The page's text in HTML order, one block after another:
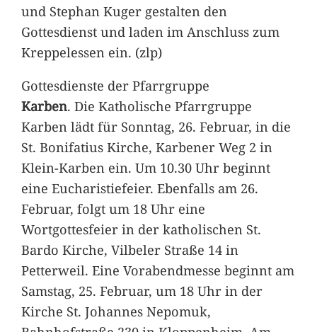
und Stephan Kuger gestalten den
Gottesdienst und laden im Anschluss zum
Kreppelessen ein. (zlp)
Gottesdienste der Pfarrgruppe
Karben. Die Katholische Pfarrgruppe
Karben lädt für Sonntag, 26. Februar, in die
St. Bonifatius Kirche, Karbener Weg 2 in
Klein-Karben ein. Um 10.30 Uhr beginnt
eine Eucharistiefeier. Ebenfalls am 26.
Februar, folgt um 18 Uhr eine
Wortgottesfeier in der katholischen St.
Bardo Kirche, Vilbeler Straße 14 in
Petterweil. Eine Vorabendmesse beginnt am
Samstag, 25. Februar, um 18 Uhr in der
Kirche St. Johannes Nepomuk,